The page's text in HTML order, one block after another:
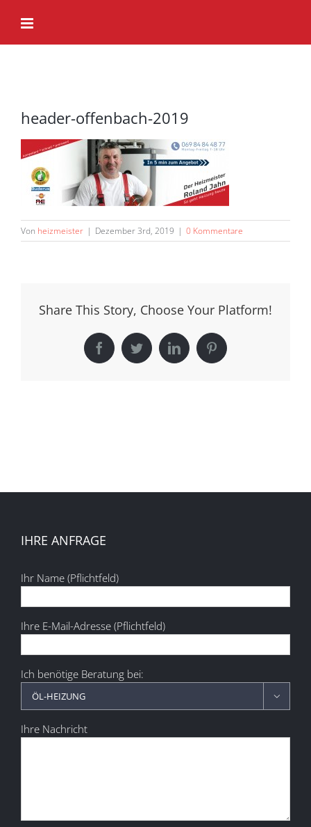
Inhalt
springen
header-offenbach-2019
Von heizmeister | Dezember 3rd, 2019 | 0 Kommentare
Share This Story, Choose Your Platform!
FacebookTwitterLinkedInPinterest
IHRE ANFRAGE
Ihr Name (Pflichtfeld)
Ihre E-Mail-Adresse (Pflichtfeld)
Ich benötige Beratung bei:

Ihre Nachricht